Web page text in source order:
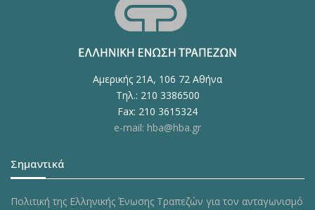
Αμερικής 21Α, 106 72 Αθήνα
Τηλ.: 210 3386500
Fax: 210 3615324
e-mail: hba@hba.gr
Σημαντικά
Πολιτική της Ελληνικής Ένωσης Τραπεζών για τον ανταγωνισμό